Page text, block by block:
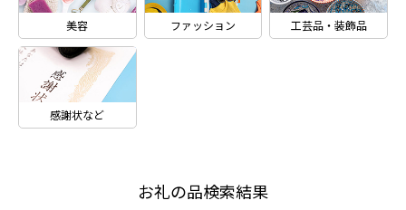
美容 ファッション 工芸品・装飾品
感謝状など
お礼の品検索結果